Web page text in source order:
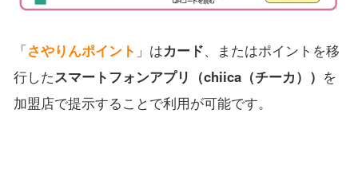
「さやりんポイント 」はカード、またはポイントを移
行したスマートフォンアプリ（chiica（チーカ）） を
加盟店で提示することで利用が可能です。